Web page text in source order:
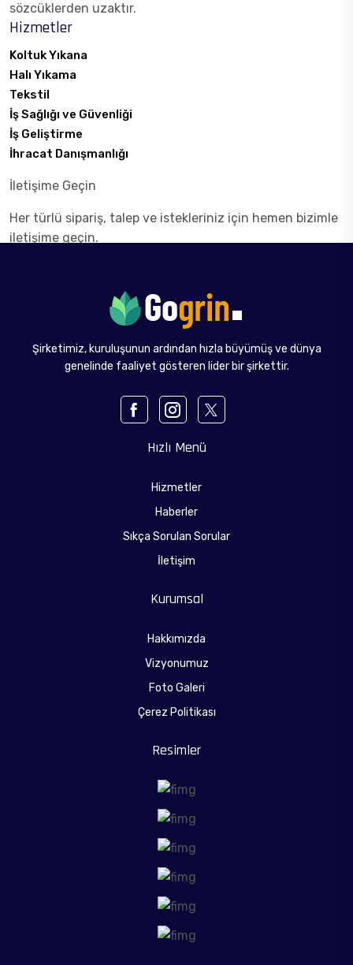
Hizmetler
Koltuk Yıkana
Halı Yıkama
Tekstil
İş Sağlığı ve Güvenliği
İş Geliştirme
İhracat Danışmanlığı
İletişime Geçin
Her türlü sipariş, talep ve istekleriniz için hemen bizimle
iletişime geçin.
sözcüklerden uzaktır.
Şirketimiz, kuruluşunun ardından hızla büyümüş ve dünya
genelinde faaliyet gösteren lider bir şirkettir.
Hızlı Menü
Hizmetler
Haberler
Sıkça Sorulan Sorular
İletişim
Kurumsal
Hakkımızda
Vizyonumuz
Foto Galeri
Çerez Politikası
Resimler